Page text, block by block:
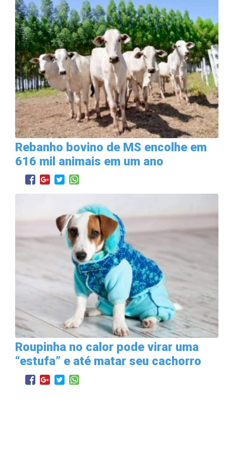
Rebanho bovino de MS encolhe em
616 mil animais em um ano
Roupinha no calor pode virar uma
“estufa” e até matar seu cachorro